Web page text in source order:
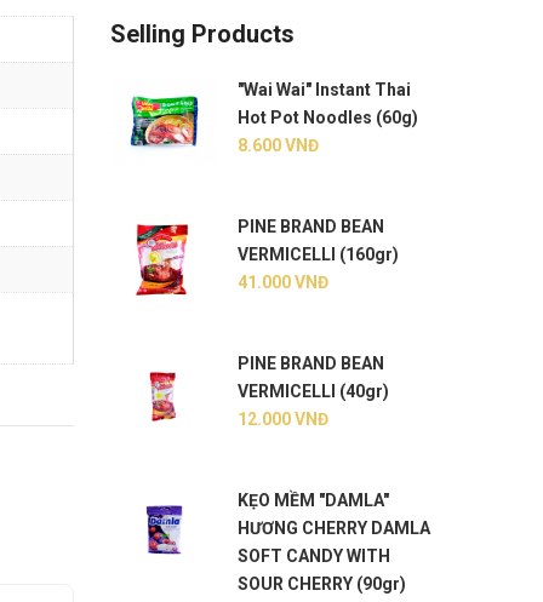
Selling Products
"Wai Wai" Instant Thai
Hot Pot Noodles (60g)
8.600VNĐ
PINE BRAND BEAN
VERMICELLI (160gr)
41.000VNĐ
PINE BRAND BEAN
VERMICELLI (40gr)
12.000VNĐ
KẸO MỀM "DAMLA"
HƯƠNG CHERRY DAMLA
SOFT CANDY WITH
SOUR CHERRY (90gr)